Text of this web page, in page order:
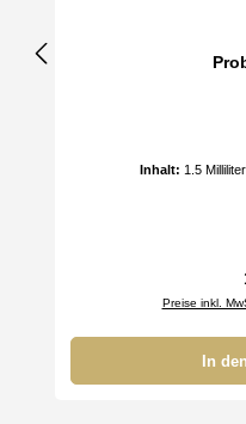
Inhalt: 1.5 Milliliter
Preise inkl.
In